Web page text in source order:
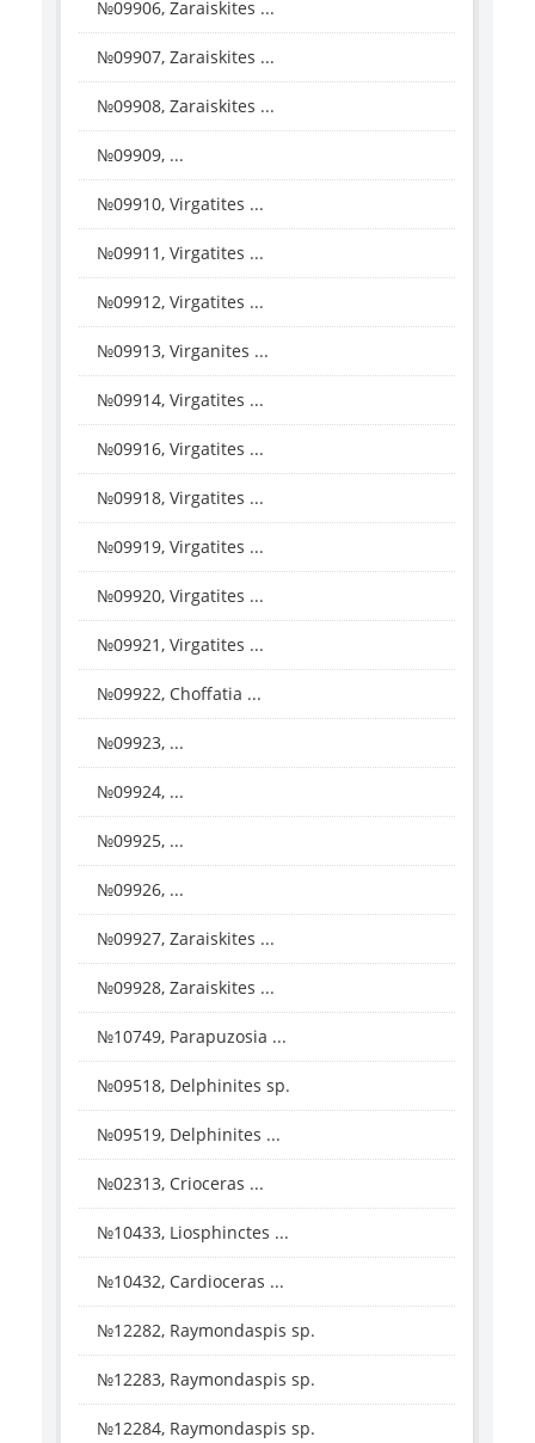
№09906, Zaraiskites ...
№09907, Zaraiskites ...
№09908, Zaraiskites ...
№09909, ...
№09910, Virgatites ...
№09911, Virgatites ...
№09912, Virgatites ...
№09913, Virganites ...
№09914, Virgatites ...
№09916, Virgatites ...
№09918, Virgatites ...
№09919, Virgatites ...
№09920, Virgatites ...
№09921, Virgatites ...
№09922, Choffatia ...
№09923, ...
№09924, ...
№09925, ...
№09926, ...
№09927, Zaraiskites ...
№09928, Zaraiskites ...
№10749, Parapuzosia ...
№09518, Delphinites sp.
№09519, Delphinites ...
№02313, Crioceras ...
№10433, Liosphinctes ...
№10432, Cardioceras ...
№12282, Raymondaspis sp.
№12283, Raymondaspis sp.
№12284, Raymondaspis sp.